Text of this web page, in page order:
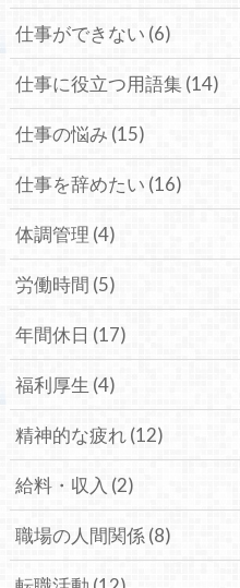
仕事ができない (6)
仕事に役立つ用語集(14)
仕事の悩み (15)
仕事を辞めたい (16)
体調管理 (4)
労働時間 (5)
年間休日 (17)
福利厚生 (4)
精神的な疲れ(12)
給料・収入 (2)
職場の人間関係(8)